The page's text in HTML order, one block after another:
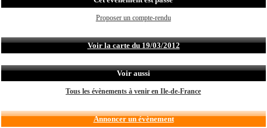
Proposer un compte-rendu
Voir la carte du 19/03/2012
Voir aussi
Tous les évènements à venir en Ile-de-France
Annoncer un évènement